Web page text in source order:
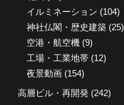
イルミネーション (104)
神社仏閣・歴史建築 (25)
空港・航空機 (9)
工場・工業地帯 (12)
夜景動画 (154)
高層ビル・再開発 (242)